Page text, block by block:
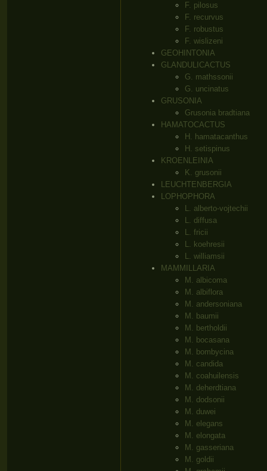
F. pilosus
F. recurvus
F. robustus
F. wislizeni
GEOHINTONIA
GLANDULICACTUS
G. mathssonii
G. uncinatus
GRUSONIA
Grusonia bradtiana
HAMATOCACTUS
H. hamatacanthus
H. setispinus
KROENLEINIA
K. grusonii
LEUCHTENBERGIA
LOPHOPHORA
L. alberto-vojtechii
L. diffusa
L. fricii
L. koehresii
L. williamsii
MAMMILLARIA
M. albicoma
M. albiflora
M. andersoniana
M. baumii
M. bertholdii
M. bocasana
M. bombycina
M. candida
M. coahuilensis
M. deherdtiana
M. dodsonii
M. duwei
M. elegans
M. elongata
M. gasseriana
M. goldii